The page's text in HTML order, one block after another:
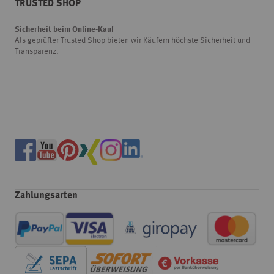
TRUSTED SHOP
Sicherheit beim Online-Kauf
Als geprüfter Trusted Shop bieten wir Käufern höchste Sicherheit und
Transparenz.
Zahlungsarten